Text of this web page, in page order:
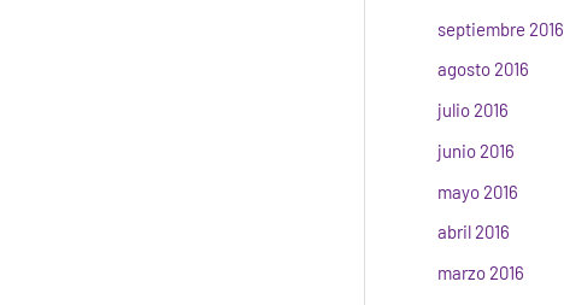
septiembre 2016
agosto 2016
julio 2016
junio 2016
mayo 2016
abril 2016
marzo 2016